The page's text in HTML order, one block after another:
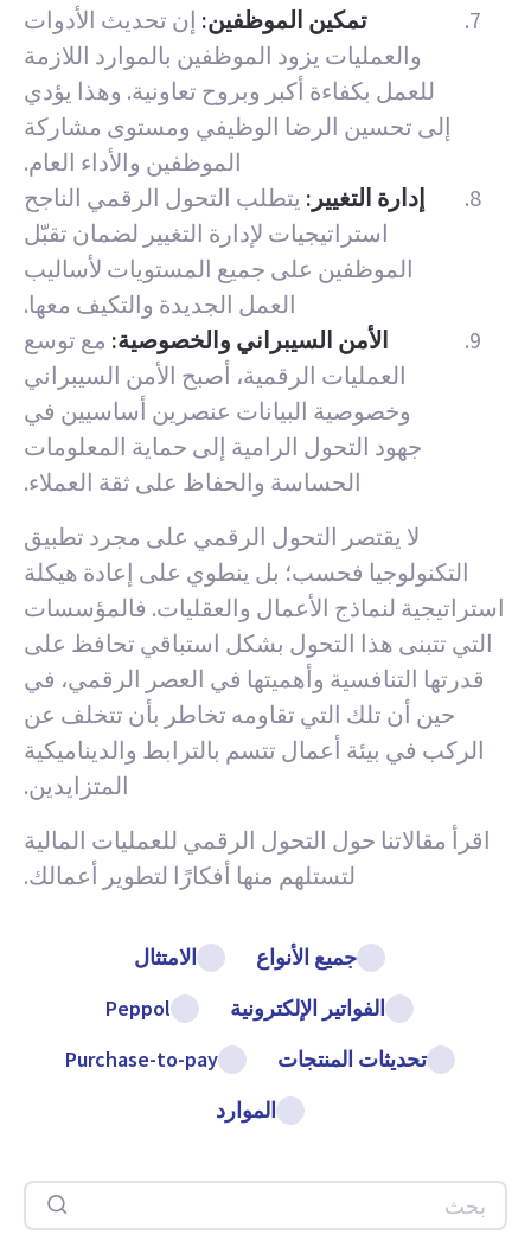
تمكين الموظفين: إن تحديث الأدوات
والعمليات يزود الموظفين بالموارد اللازمة
للعمل بكفاءة أكبر وبروح تعاونية. وهذا يؤدي
إلى تحسين الرضا الوظيفي ومستوى مشاركة
الموظفين والأداء العام.
إدارة التغيير: يتطلب التحول الرقمي الناجح
استراتيجيات لإدارة التغيير لضمان تقبّل
الموظفين على جميع المستويات لأساليب
العمل الجديدة والتكيف معها.
الأمن السيبراني والخصوصية: مع توسع
العمليات الرقمية، أصبح الأمن السيبراني
وخصوصية البيانات عنصرين أساسيين في
جهود التحول الرامية إلى حماية المعلومات
الحساسة والحفاظ على ثقة العملاء.
لا يقتصر التحول الرقمي على مجرد تطبيق
التكنولوجيا فحسب؛ بل ينطوي على إعادة هيكلة
استراتيجية لنماذج الأعمال والعقليات. فالمؤسسات
التي تتبنى هذا التحول بشكل استباقي تحافظ على
قدرتها التنافسية وأهميتها في العصر الرقمي، في
حين أن تلك التي تقاومه تخاطر بأن تتخلف عن
الركب في بيئة أعمال تتسم بالترابط والديناميكية
المتزايدين.
اقرأ مقالاتنا حول التحول الرقمي للعمليات المالية
لتستلهم منها أفكارًا لتطوير أعمالك.
جميع الأنواع
الامتثال
الفواتير الإلكترونية
Peppol
تحديثات المنتجات
Purchase-to-pay
الموارد